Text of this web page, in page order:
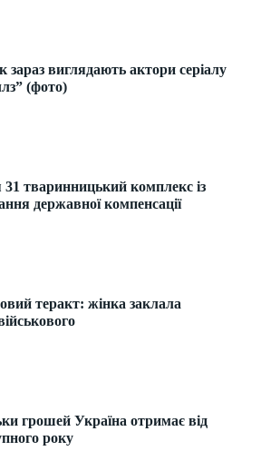
виглядають актори серіалу
(фото)
31 тваринницький комплекс із
державної компенсації
теракт: жінка заклала
грошей Україна отримає від
року